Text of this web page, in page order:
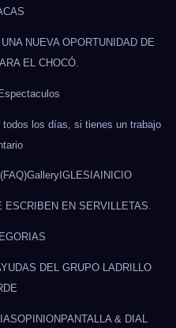
NUEVA OPORTUNIDAD DE
EL CHOCÓ.
Espectaculos
los días, si tienes un trabajo
GalleryIGLESIAINICIO
ESCRIBEN EN SERVILLETAS.
DEL GRUPO LADRILLO
OPINIONPANTALLA & DIAL